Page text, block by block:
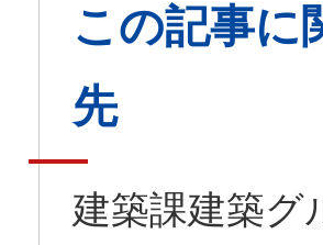
この記事に
先
建築課建築グ